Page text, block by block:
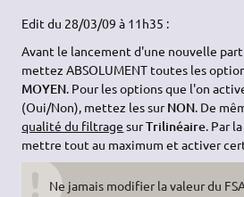
Edit du 28/03/09 à 11h35 :
Avant le lancement d'une nouvelle
mettez ABSOLUMENT toutes les
MOYEN. Pour les options que l'on
(Oui/Non), mettez les surNON. De
qualité du filtrage surTrilinéaire. Par
mettre tout au maximum et activer
Ne jamais modifier la valeur du